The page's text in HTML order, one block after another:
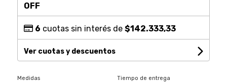
OFF
6 cuotas sin interés de $142.333,33
Ver cuotas y descuentos
Medidas Tiempo de entrega